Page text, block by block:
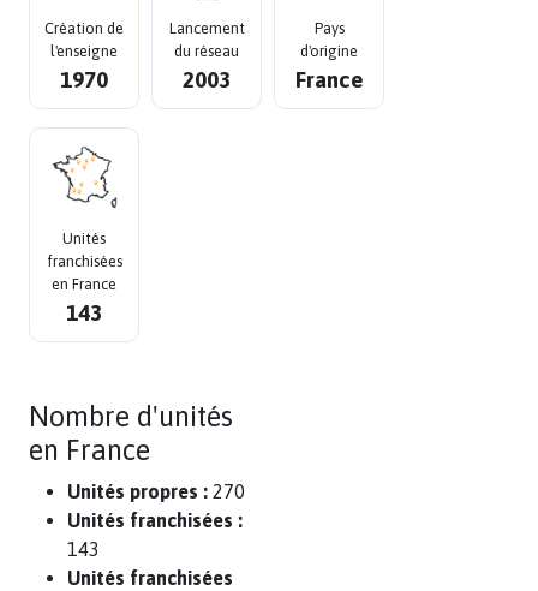
Création de
l'enseigne
1970
Lancement
du réseau
2003
Pays
d'origine
France
Unités
franchisées
en France
143
Nombre d'unités
en France
Unités propres : 270
Unités franchisées :
143
Unités franchisées